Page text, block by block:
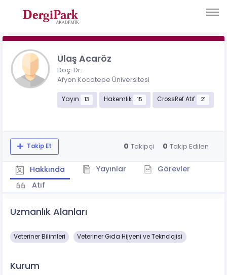
Ulaş Acaröz
Doç. Dr.
Afyon Kocatepe Üniversitesi
Yayın 13 Hakemlik 15 CrossRef Atıf 21
Takip Et 0 Takipçi 0 Takip Edilen
Hakkında Yayınlar
Görevler
Atıf
Uzmanlık Alanları
Veteriner Bilimleri Veteriner Gıda Hijyeni ve Teknolojisi
Kurum